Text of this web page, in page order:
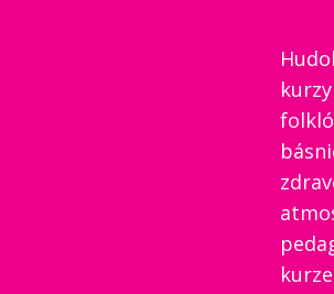
kurze